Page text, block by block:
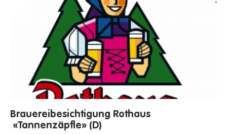
Brauereibesichtigung Rothaus
«Tannenzäpfle» (D)